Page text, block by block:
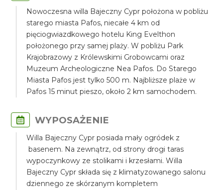
Nowoczesna willa Bajeczny Cypr położona w pobliżu
starego miasta Pafos, niecałe 4 km od
pięciogwiazdkowego hotelu King Evelthon
położonego przy samej plaży. W pobliżu Park
Krajobrazowy z Królewskimi Grobowcami oraz
Muzeum Archeologiczne Nea Pafos. Do Starego
Miasta Pafos jest tylko 500 m. Najbliższe plaże w
Pafos 15 minut pieszo, około 2 km samochodem.
WYPOSAŻENIE
Willa Bajeczny Cypr posiada mały ogródek z
basenem. Na zewnątrz, od strony drogi taras
wypoczynkowy ze stolikami i krzesłami. Willa
Bajeczny Cypr składa się z klimatyzowanego salonu
dziennego ze skórzanym kompletem